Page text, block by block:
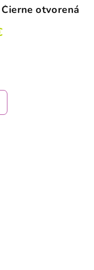
otvorená